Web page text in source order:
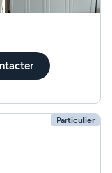
Particulier